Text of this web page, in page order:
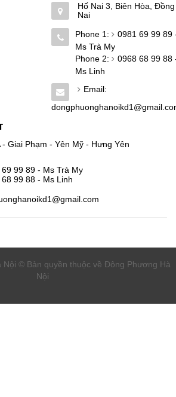
Hố Nai 3, Biên Hòa, Đồng
Nai
Phone 1:
0981 69 99 89
Ms Trà My
Phone 2:
0968 68 99 88
Ms Linh
Email:
- Giai Phạm - Yên Mỹ - Hưng Yên
99 89 - Ms Trà My
99 88 - Ms Linh
Nội © Bản quyền thuộc về Đông Phương Hà
Nội